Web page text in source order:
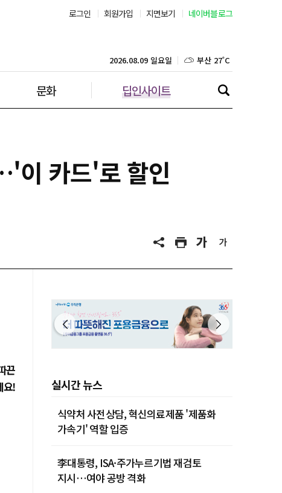
로그인 회원가입 지면보기 네이버블로그
문화 딥인사이트
2026.08.09 일요일 대구 26˚C
인천 25˚C
제주 28˚C
이 카드'로 할인
끈
요!
실시간 뉴스
식약처 사전상담, 혁신의료제품 '제품화
가속기' 역할 입증
李대통령, ISA·주가누르기법 재검토
지시…여야 공방 격화